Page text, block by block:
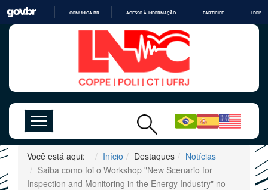
IR
PARA
O
CONTEÚDO
COMUNICA BR ACESSO À INFORMAÇÃO PARTICIPE
Você está aqui: Início Destaques
Notícias
Saiba como foi o Workshop "New Scenario for
Inspection and Monitoring in the Energy Industry" no